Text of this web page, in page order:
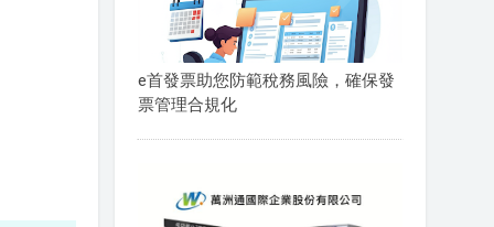
e首發票助您防範稅務風險，確保發
票管理合規化